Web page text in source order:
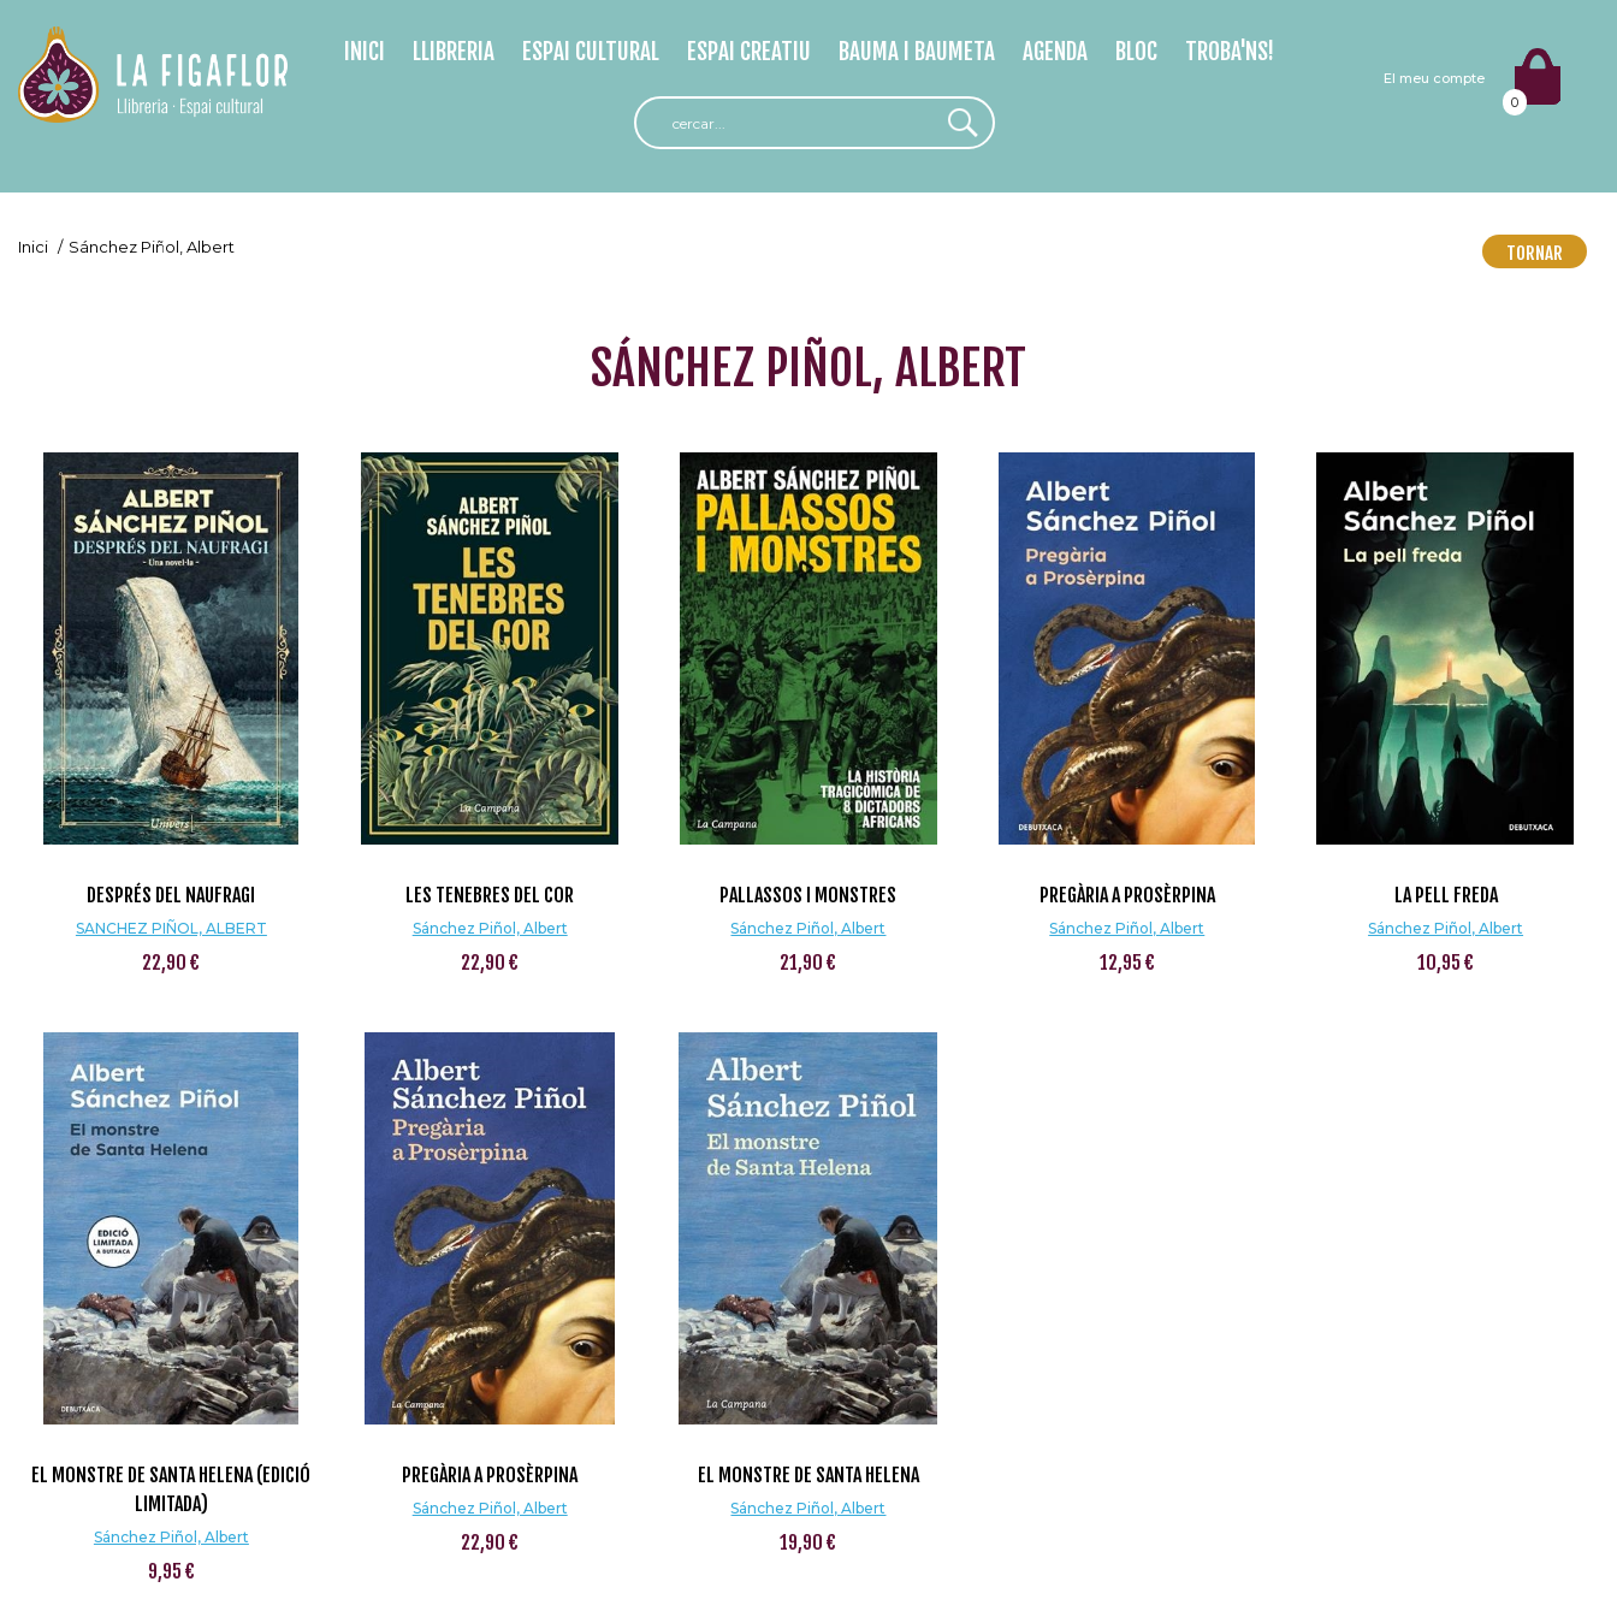
El meu compte
0
INICI LLIBRERIA ESPAI CULTURAL ESPAI CREATIU BAUMA I BAUMETA AGENDA BLOC TROBA'NS!
Inici / Sánchez Piñol, Albert TORNAR
SÁNCHEZ PIÑOL, ALBERT
DESPRÉS DEL NAUFRAGI
SANCHEZ PIÑOL, ALBERT
22,90 €
LES TENEBRES DEL COR
Sánchez Piñol, Albert
22,90 €
PALLASSOS I MONSTRES
Sánchez Piñol, Albert
21,90 €
PREGÀRIA A PROSÈRPINA
Sánchez Piñol, Albert
12,95 €
LA PELL FREDA
Sánchez Piñol, Albert
10,95 €
EL MONSTRE DE SANTA HELENA (EDICIÓ
LIMITADA)
Sánchez Piñol, Albert
9,95 €
PREGÀRIA A PROSÈRPINA
Sánchez Piñol, Albert
22,90 €
EL MONSTRE DE SANTA HELENA
Sánchez Piñol, Albert
19,90 €